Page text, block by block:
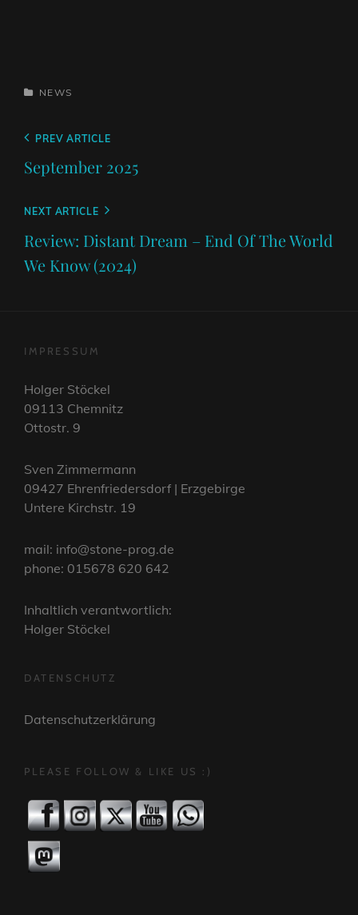
CATEGORIES
NEWS
Beitragsnavigation
Previous
Post
PREV ARTICLE
September 2025
Next
NEXT ARTICLE
Review: Distant Dream – End Of The World
We Know (2024)
IMPRESSUM
Holger Stöckel
09113 Chemnitz
Ottostr. 9
Sven Zimmermann
09427 Ehrenfriedersdorf | Erzgebirge
Untere Kirchstr. 19
mail: info@stone-prog.de
phone: 015678 620 642
Inhaltlich verantwortlich:
Holger Stöckel
DATENSCHUTZ
Datenschutzerklärung
PLEASE FOLLOW & LIKE US :)